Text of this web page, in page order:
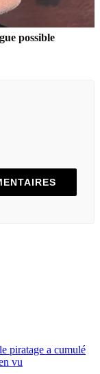
possible
piratage a cumulé
vu